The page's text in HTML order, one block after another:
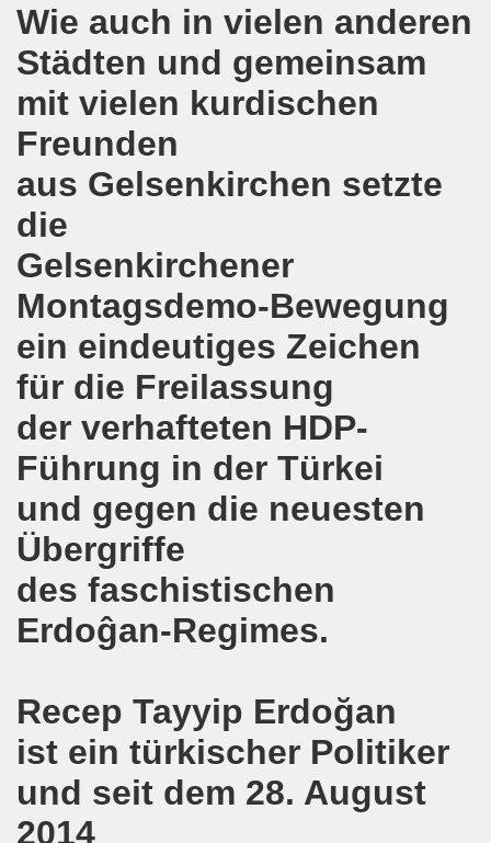
Wie auch in vielen anderen
Städten und gemeinsam
mit vielen kurdischen
Freunden
aus Gelsenkirchen setzte
die
Gelsenkirchener
Montagsdemo-Bewegung
ein eindeutiges Zeichen
für die Freilassung
der verhafteten HDP-
Führung in der Türkei
und gegen die neuesten
Übergriffe
des faschistischen
Erdoĝan-Regimes.
Recep Tayyip Erdoğan
ist ein türkischer Politiker
und seit dem 28. August
2014
sich ein Jahr nach der Werkschließung - Die
2016 - der Anfang ist gemacht
Bewegung startet ins Jahr 2016
Bewegung solidarisch mit Vaillant-Belegschaft
Bewegung wendet sich entschieden gegen Politik der
bekräftigt Solidarität für den Kampf der
Gelsenkirchener Montagsdemo-Bewegung und muss
Bewegung wird im Zeichen des Protestes gegen
auf der bundesweiten Großdemonstration
der Opfer des Anschlags von Ankara
ruft auf zur 12. Herbstdemonstration am 10.
Bewegung zu TOP Thema Griechenland
- drei Brennpunkte bei der 542. Gelsenkirchener
im Brennpunkt der 541. Gelsenkirchener
Kinder, die zum REBELL-Sommercamp 2015 fahren!
Gelsenkirchener Montagsdemo-Bewegung am
Gelsenkirchener Montagsdemo-Bewegung am 20. Juli